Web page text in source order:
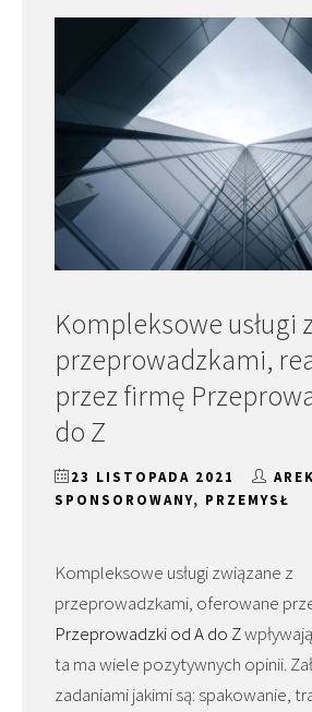
Kompleksowe usługi
przeprowadzkami,
przez firmę
do Z
23 LISTOPADA 2021 AREK
SPONSOROWANY, PRZEMYSŁ
Kompleksowe usługi związane z
przeprowadzkami, oferowane
Przeprowadzki od A do Z
ta ma wiele pozytywnych opinii.
zadaniami jakimi są: spakowanie,